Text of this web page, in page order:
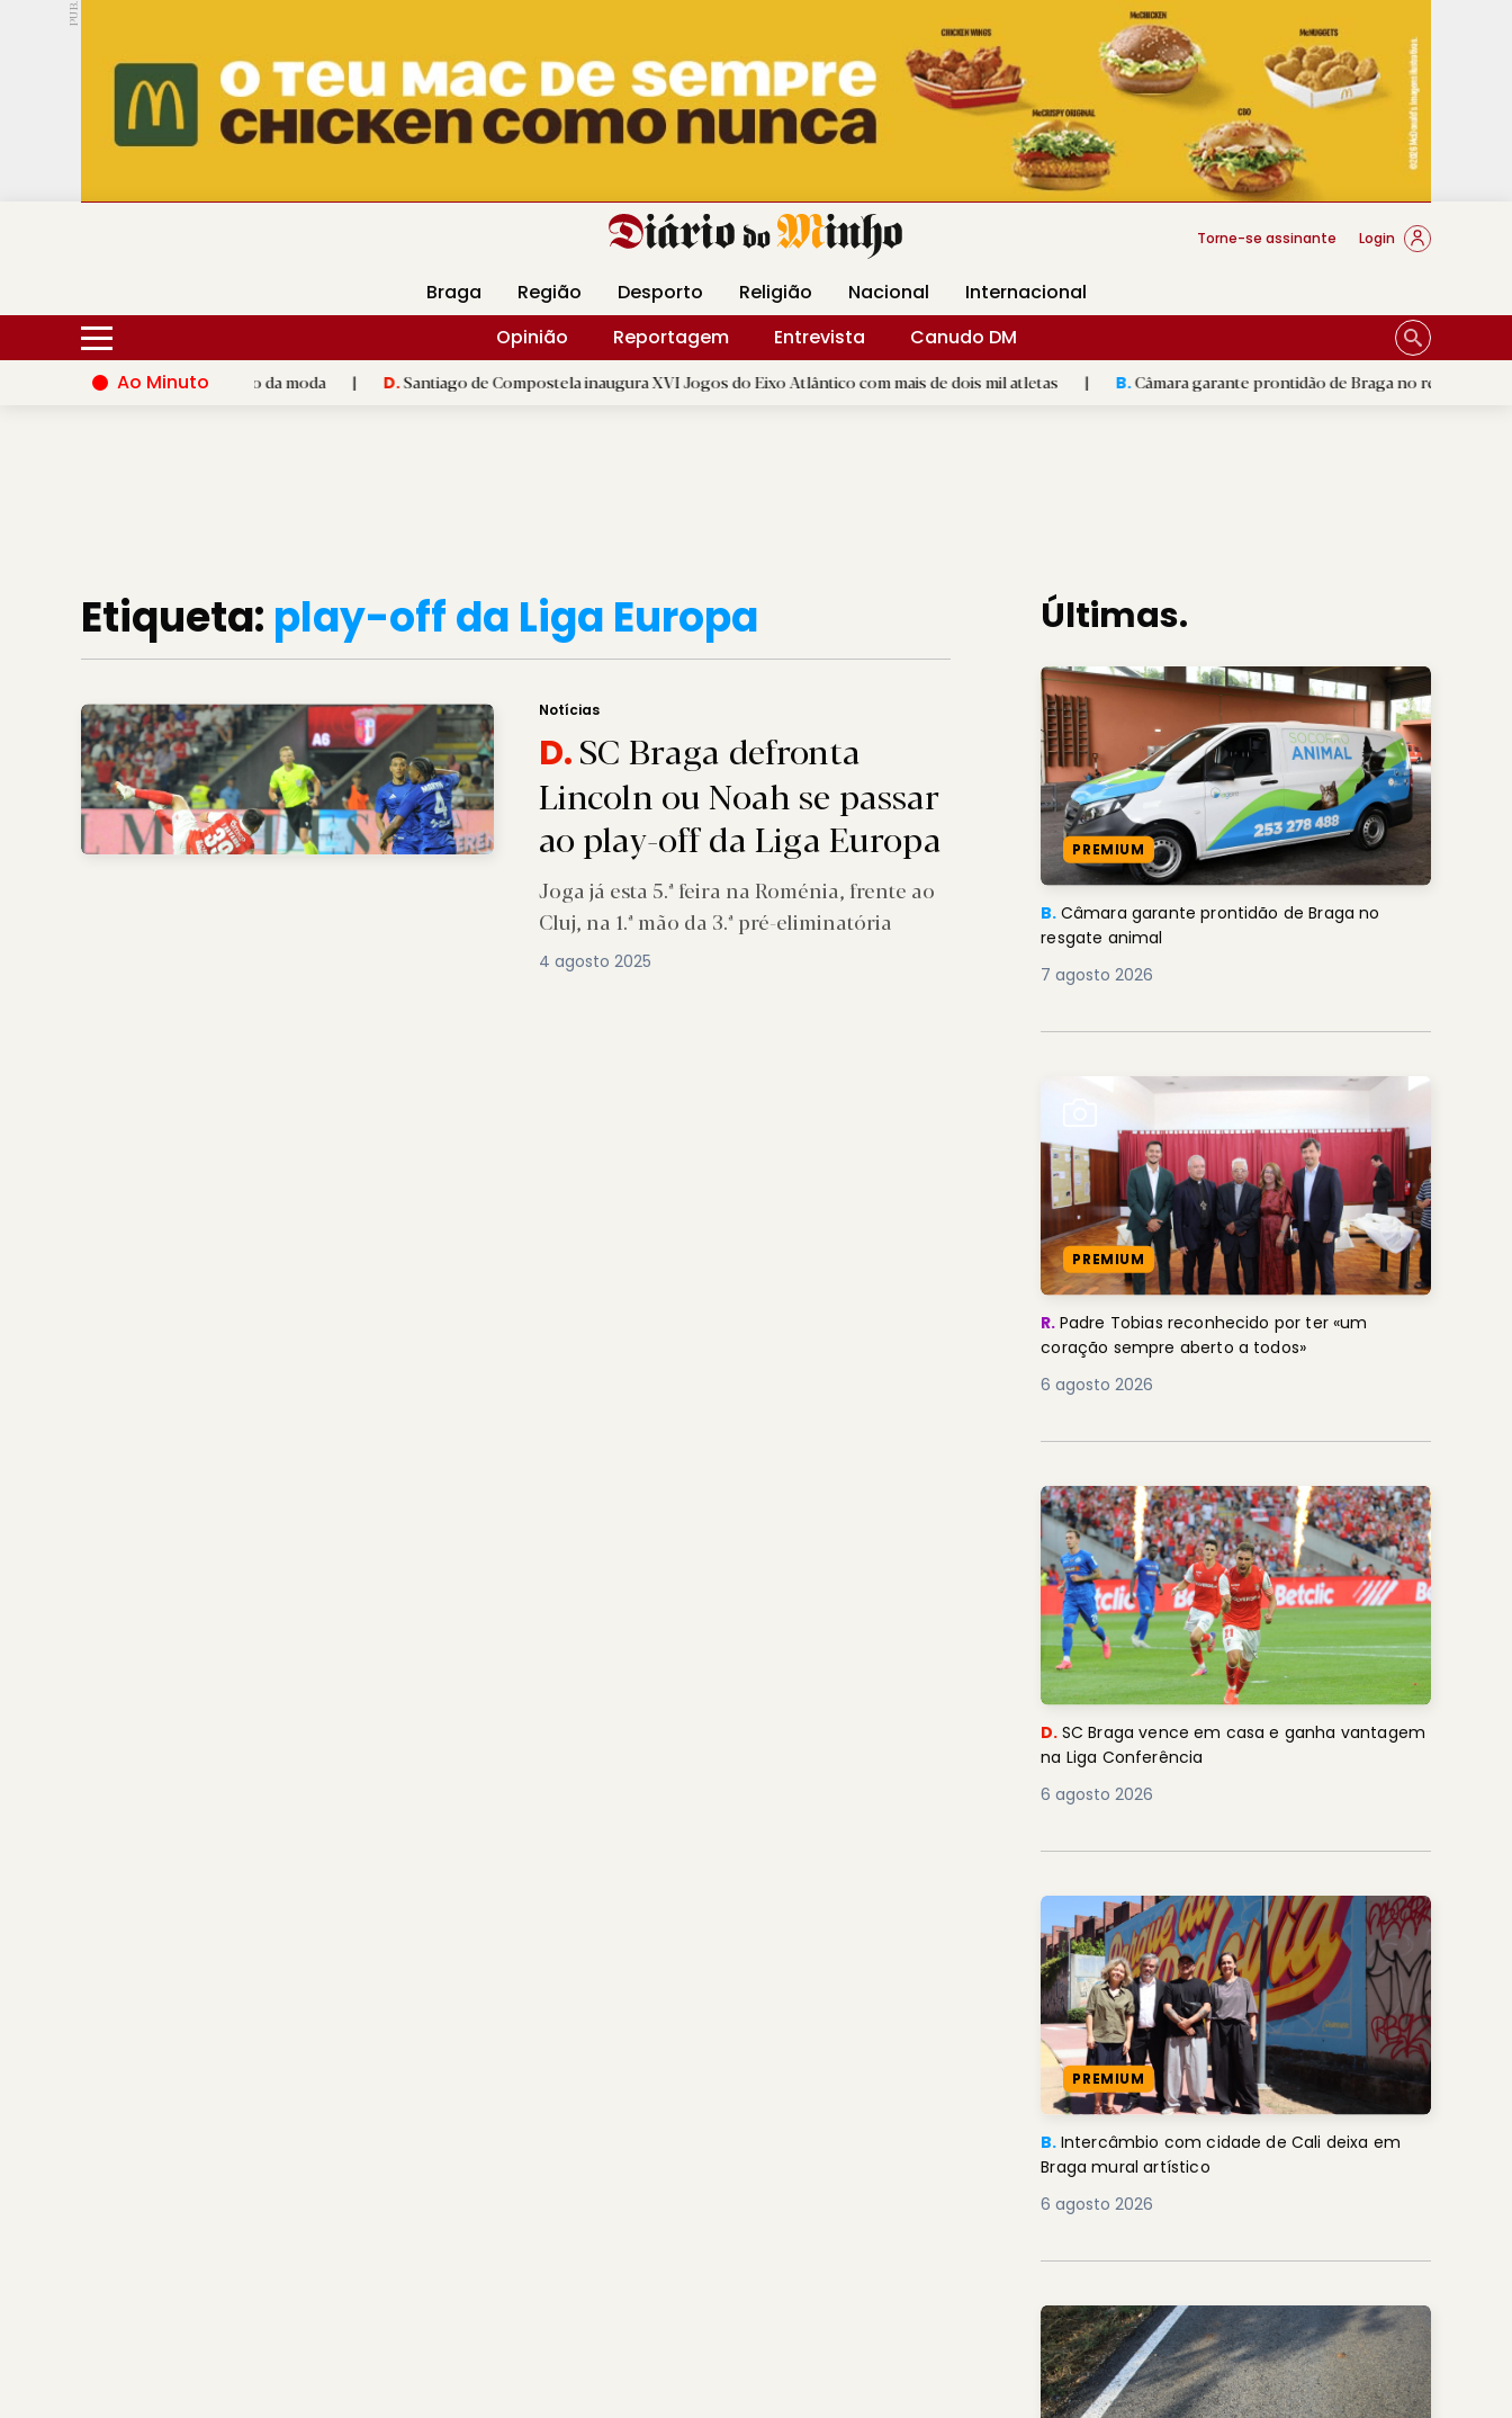
PUB.
Hoje 15ºC 30ºC DMtv Revista Minha Gráfica DM Livraria DM Arquidiocese Braga
Torne-se assinante Login
Braga Região Desporto Religião Nacional
Internacional
Opinião
Reportagem Entrevista
Canudo DM
Ao Minuto
à inovação do mundo da moda | D.Santiago de Compostela inaugura XVI Jogos do Eixo Atlântico com mais de dois mil atletas | B.Câmara garante prontidão de Braga no resgate animal
Etiqueta: play-off da Liga Europa
Notícias
D.SC Braga defronta
Lincoln ou Noah se passar
ao play-off da Liga Europa
Joga já esta 5.ª feira na Roménia, frente ao
Cluj, na 1.ª mão da 3.ª pré-eliminatória
4 agosto 2025
Últimas.
PREMIUM
B. Câmara garante prontidão de Braga no
resgate animal
7 agosto 2026
PREMIUM
R. Padre Tobias reconhecido por ter «um
coração sempre aberto a todos»
6 agosto 2026
D. SC Braga vence em casa e ganha vantagem
na Liga Conferência
6 agosto 2026
PREMIUM
B. Intercâmbio com cidade de Cali deixa em
Braga mural artístico
6 agosto 2026